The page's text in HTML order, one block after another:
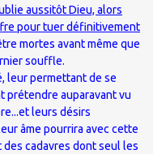
aussitôt Dieu, alors
pour tuer définitivement
mortes avant même que
souffle.
leur permettant de se
prétendre auparavant vu
leurs désirs
âme pourrira avec cette
cadavres dont seul les